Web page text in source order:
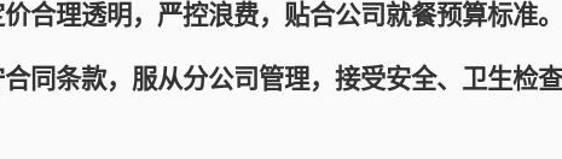
理透明，严控浪费，贴合公司就餐预算标准。
条款，服从分公司管理，接受安全、卫生检